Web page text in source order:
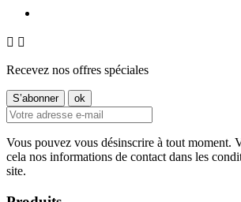
 
Recevez nos offres spéciales
Vous pouvez vous désinscrire à tout moment.
cela nos informations de contact dans les
site.